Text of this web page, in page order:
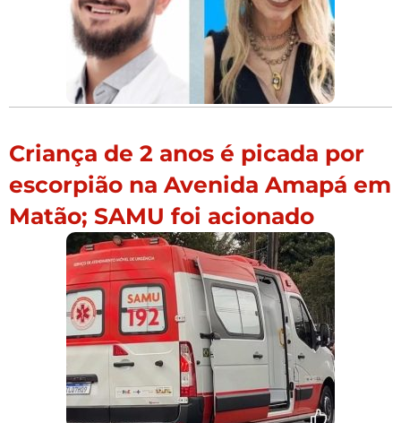
Criança de 2 anos é picada por
escorpião na Avenida Amapá em
Matão; SAMU foi acionado